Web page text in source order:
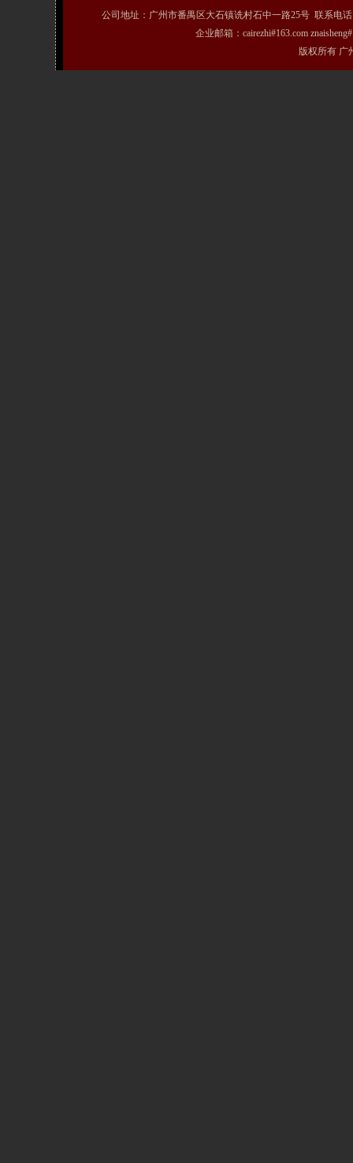
公司地址：广州市番禺区大石镇诜村石中一路25号 联系电话
企业邮箱：cairezhi#163.com
版权所有 广